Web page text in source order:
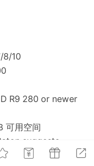
8/10
R9 280 or newer
可用空间
suggests
quality